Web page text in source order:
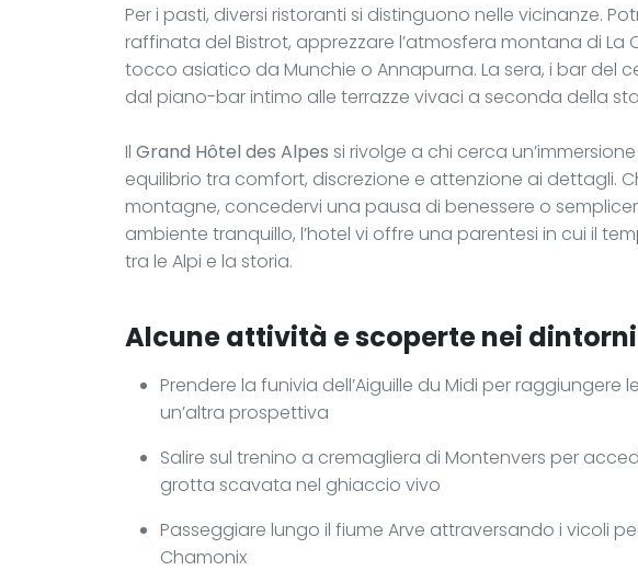
Per i pasti, diversi ristoranti si distinguono nelle vicinanze.
raffinata del Bistrot, apprezzare l’atmosfera montana di La
tocco asiatico da Munchie o Annapurna. La sera, i bar del
dal piano-bar intimo alle terrazze vivaci a seconda della
Il Grand Hôtel des Alpes si rivolge a chi cerca
equilibrio tra comfort, discrezione e attenzione ai dettagli.
montagne, concedervi una pausa di benessere o
ambiente tranquillo, l’hotel vi offre una parentesi in cui il
tra le Alpi e la storia.
Alcune attività e scoperte nei
Prendere la funivia dell’Aiguille du Midi per
un’altra prospettiva
Salire sul trenino a cremagliera di Montenvers per
grotta scavata nel ghiaccio vivo
Passeggiare lungo il fiume Arve attraversando i vicoli
Chamonix